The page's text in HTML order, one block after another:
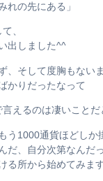
れの先にある」
、
出しました^^
、そして度胸もない
かりだったなって
えるのは凄いことだ
う1000通貨ほどしか
だ、自分次第なんだ
る所から始めてみます